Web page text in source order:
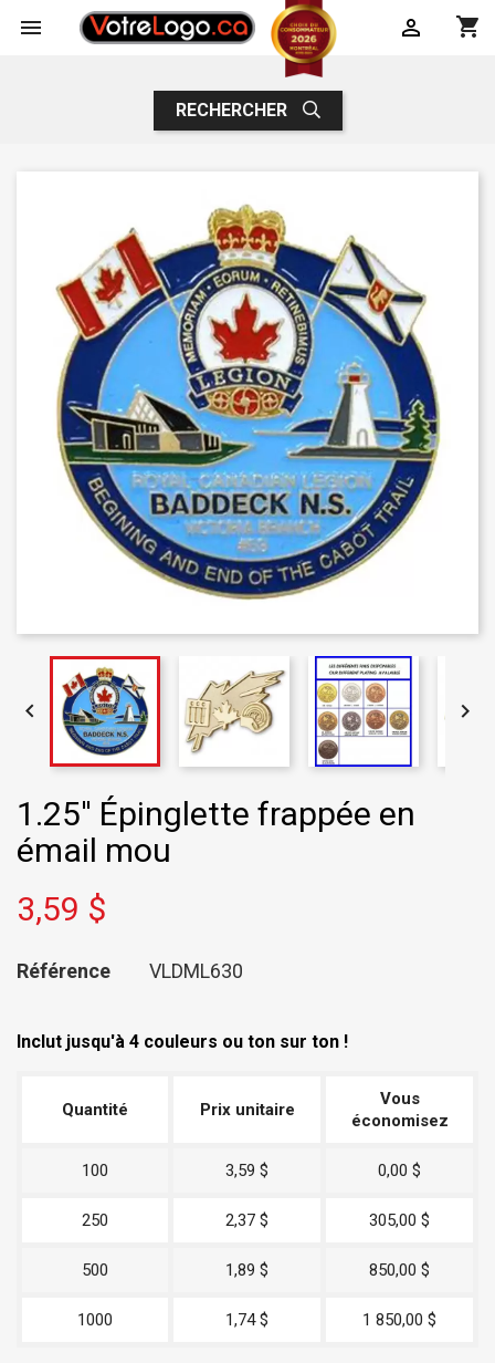
 shopping_cart

RECHERCHER
 
1.25'' Épinglette frappée en
émail mou
3,59 $
Référence VLDML630
Inclut jusqu'à 4 couleurs ou ton sur ton !
Quantité Prix unitaire
Vous
économisez
100 3,59 $ 0,00 $
250 2,37 $ 305,00 $
500 1,89 $ 850,00 $
1000 1,74 $ 1 850,00 $